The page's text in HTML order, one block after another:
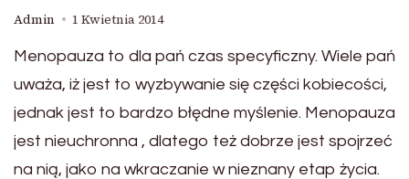
Admin 1 Kwietnia 2014
Menopauza to dla pań czas specyficzny. Wiele pań
uważa, iż jest to wyzbywanie się części kobiecości,
jednak jest to bardzo błędne myślenie. Menopauza
jest nieuchronna , dlatego też dobrze jest spojrzeć
na nią, jako na wkraczanie w nieznany etap życia.